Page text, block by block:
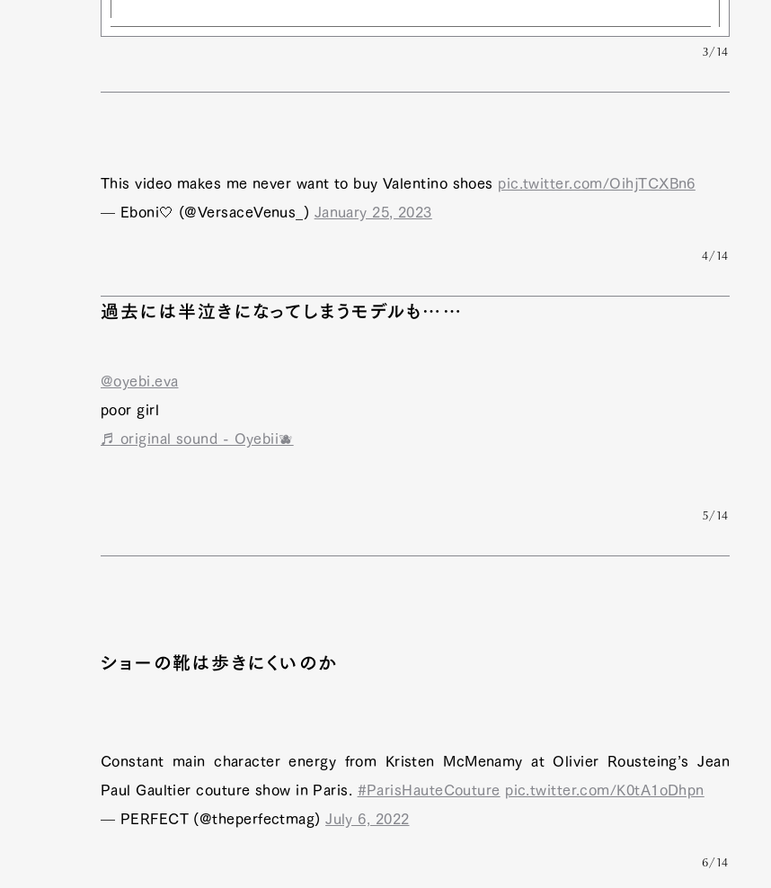
Gourmet
Cars Product
Culture
3/14
This video makes me never want to buy Valentino shoes pic.twitter.com/OihjTCXBn6
— Eboni🤍 (@VersaceVenus_) January 25, 2023
4/14
過去には半泣きになってしまうモデルも……
@oyebi.eva
poor girl
♬ original sound - Oyebii🫐
5/14
ショーの靴は歩きにくいのか
Constant main character energy from Kristen McMenamy at Olivier Rousteing’s Jean
Paul Gaultier couture show in Paris. #ParisHauteCouture pic.twitter.com/K0tA1oDhpn
— PERFECT (@theperfectmag)July 6, 2022
6/14